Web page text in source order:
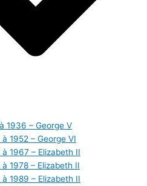
1936 – George V
1952 – George VI
1967 – Elizabeth II
1978 – Elizabeth II
1989 – Elizabeth II